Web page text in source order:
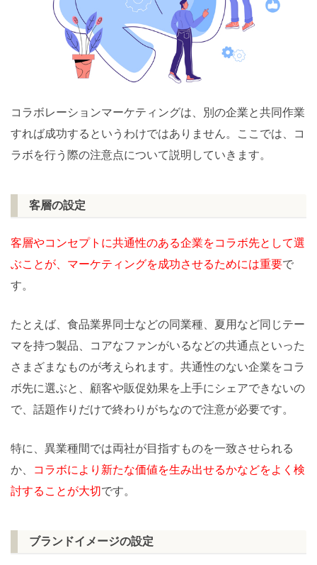
コラボレーションマーケティングは、別の企業と共同作業
すれば成功するというわけではありません。ここでは、コ
ラボを行う際の注意点について説明していきます。
客層の設定
客層やコンセプトに共通性のある企業をコラボ先として選
ぶことが、マーケティングを成功させるためには重要で
す。
たとえば、食品業界同士などの同業種、夏用など同じテー
マを持つ製品、コアなファンがいるなどの共通点といった
さまざまなものが考えられます。共通性のない企業をコラ
ボ先に選ぶと、顧客や販促効果を上手にシェアできないの
で、話題作りだけで終わりがちなので注意が必要です。
特に、異業種間では両社が目指すものを一致させられる
か、
コラボにより新たな価値を生み出せるかなどをよく検
討することが大切です。
ブランドイメージの設定